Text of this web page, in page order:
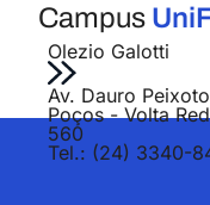
Campus
Olezio Galotti
Av. Dauro
Poços - Volta
560
Tel.: (24) 3340-